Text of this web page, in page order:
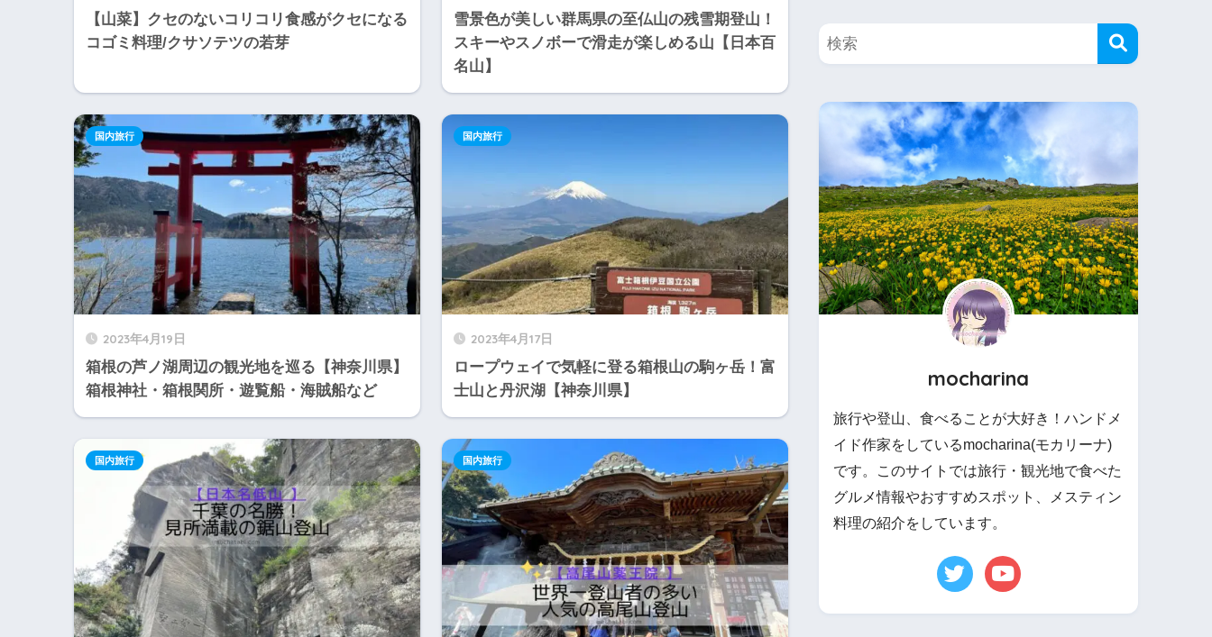
【山菜】クセのないコリコリ食感がクセになる
コゴミ料理/クサソテツの若芽
雪景色が美しい群馬県の至仏山の残雪期登山！
スキーやスノボーで滑走が楽しめる山【日本百
名山】
2023年4月19日
箱根の芦ノ湖周辺の観光地を巡る【神奈川県】
箱根神社・箱根関所・遊覧船・海賊船など
国内旅行
2023年4月17日
ロープウェイで気軽に登る箱根山の駒ヶ岳！富
士山と丹沢湖【神奈川県】
国内旅行
国内旅行 国内旅行
mocharina
旅行や登山、食べることが大好き！ハンドメ
イド作家をしているmocharina(モカリーナ)
です。このサイトでは旅行・観光地で食べた
グルメ情報やおすすめスポット、メスティン
料理の紹介をしています。